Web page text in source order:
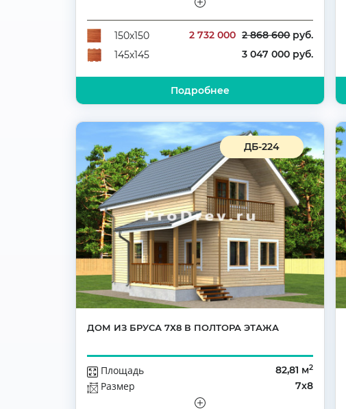
Количество комнат
6
150х150
2 732 000 2 868 600руб.
145х145
3 047 000 руб.
Подробнее
ДБ-224
ДОМ ИЗ БРУСА 7Х8 В ПОЛТОРА ЭТАЖА
Площадь 82,81 м2
Размер 7х8